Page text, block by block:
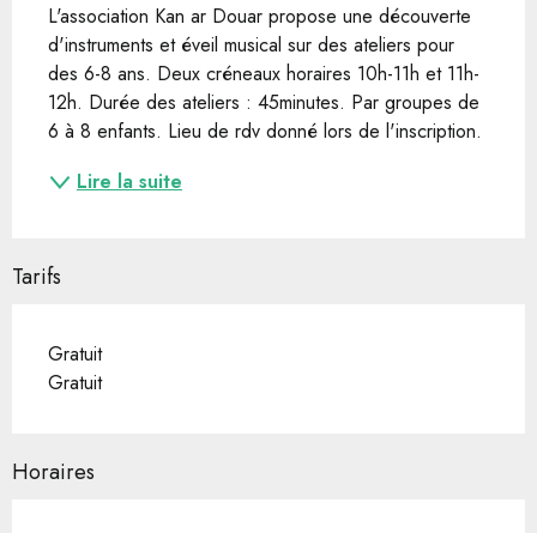
L'association Kan ar Douar propose une découverte
d'instruments et éveil musical sur des ateliers pour
des 6-8 ans. Deux créneaux horaires 10h-11h et 11h-
12h. Durée des ateliers : 45minutes. Par groupes de
6 à 8 enfants. Lieu de rdv donné lors de l'inscription.
Lire la suite
Tarifs
Gratuit
Gratuit
Horaires